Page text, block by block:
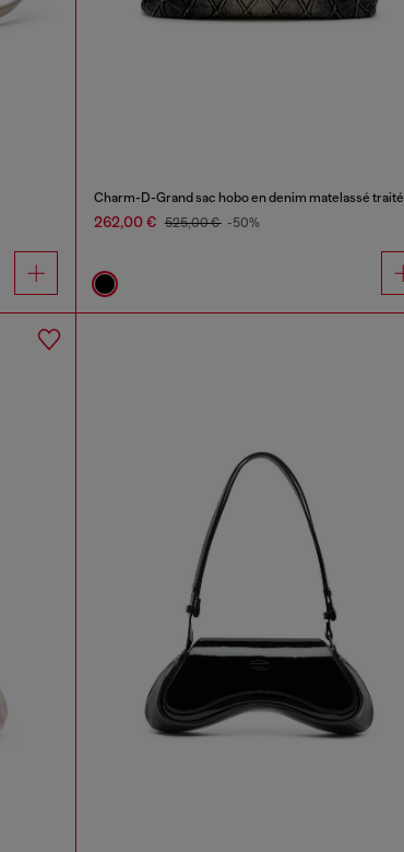
Charm-D-Grand sac hobo en denim matelassé traité
262,00 € 525,00 € -50%